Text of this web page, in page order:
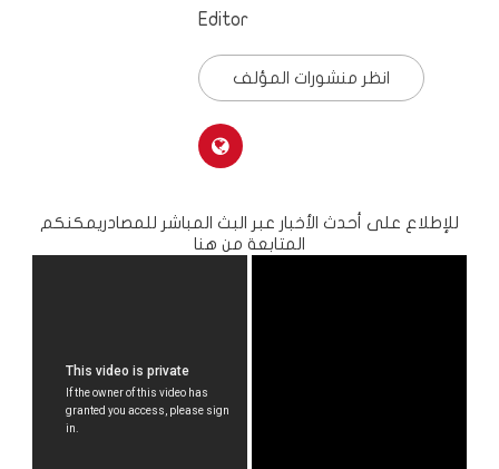
Editor
انظر منشورات المؤلف
للإطلاع على أحدث الأخبار عبر البث المباشر للمصادريمكنكم
المتابعة من هنا